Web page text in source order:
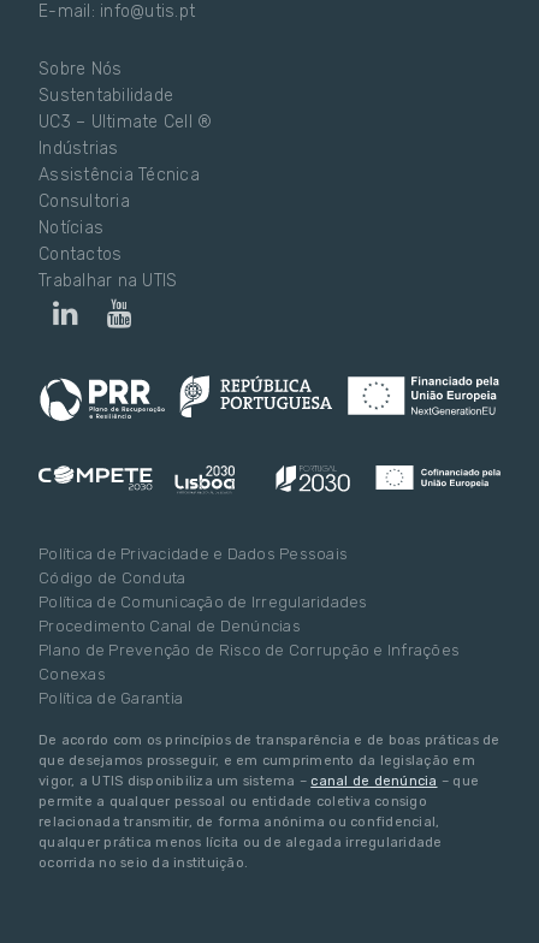
E-mail: info@utis.pt
Sobre Nós
Sustentabilidade
UC3 – Ultimate Cell ®
Indústrias
Assistência Técnica
Consultoria
Notícias
Contactos
Trabalhar na UTIS
Política de Privacidade e Dados Pessoais
Código de Conduta
Política de Comunicação de Irregularidades
Procedimento Canal de Denúncias
Plano de Prevenção de Risco de Corrupção e Infrações
Conexas
Política de Garantia
De acordo com os princípios de transparência e de boas práticas de
que desejamos prosseguir, e em cumprimento da legislação em
vigor, a UTIS disponibiliza um sistema – canal de denúncia – que
permite a qualquer pessoal ou entidade coletiva consigo
relacionada transmitir, de forma anónima ou confidencial,
qualquer prática menos lícita ou de alegada irregularidade
ocorrida no seio da instituição.